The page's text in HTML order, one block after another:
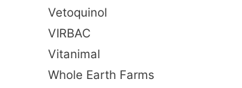
Vetoquinol
VIRBAC
Vitanimal
Whole Earth Farms